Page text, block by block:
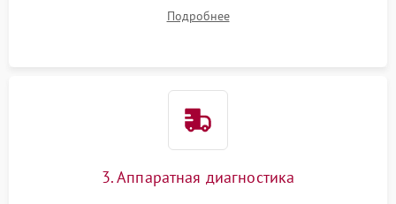
Проверка надежности фиксации и целостности шлейфов.
Подробнее
3. Аппаратная диагностика